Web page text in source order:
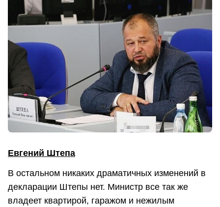
Евгений Штепа
В остальном никаких драматичных изменений в
декларации Штепы нет. Министр все так же
владеет квартирой, гаражом и нежилым